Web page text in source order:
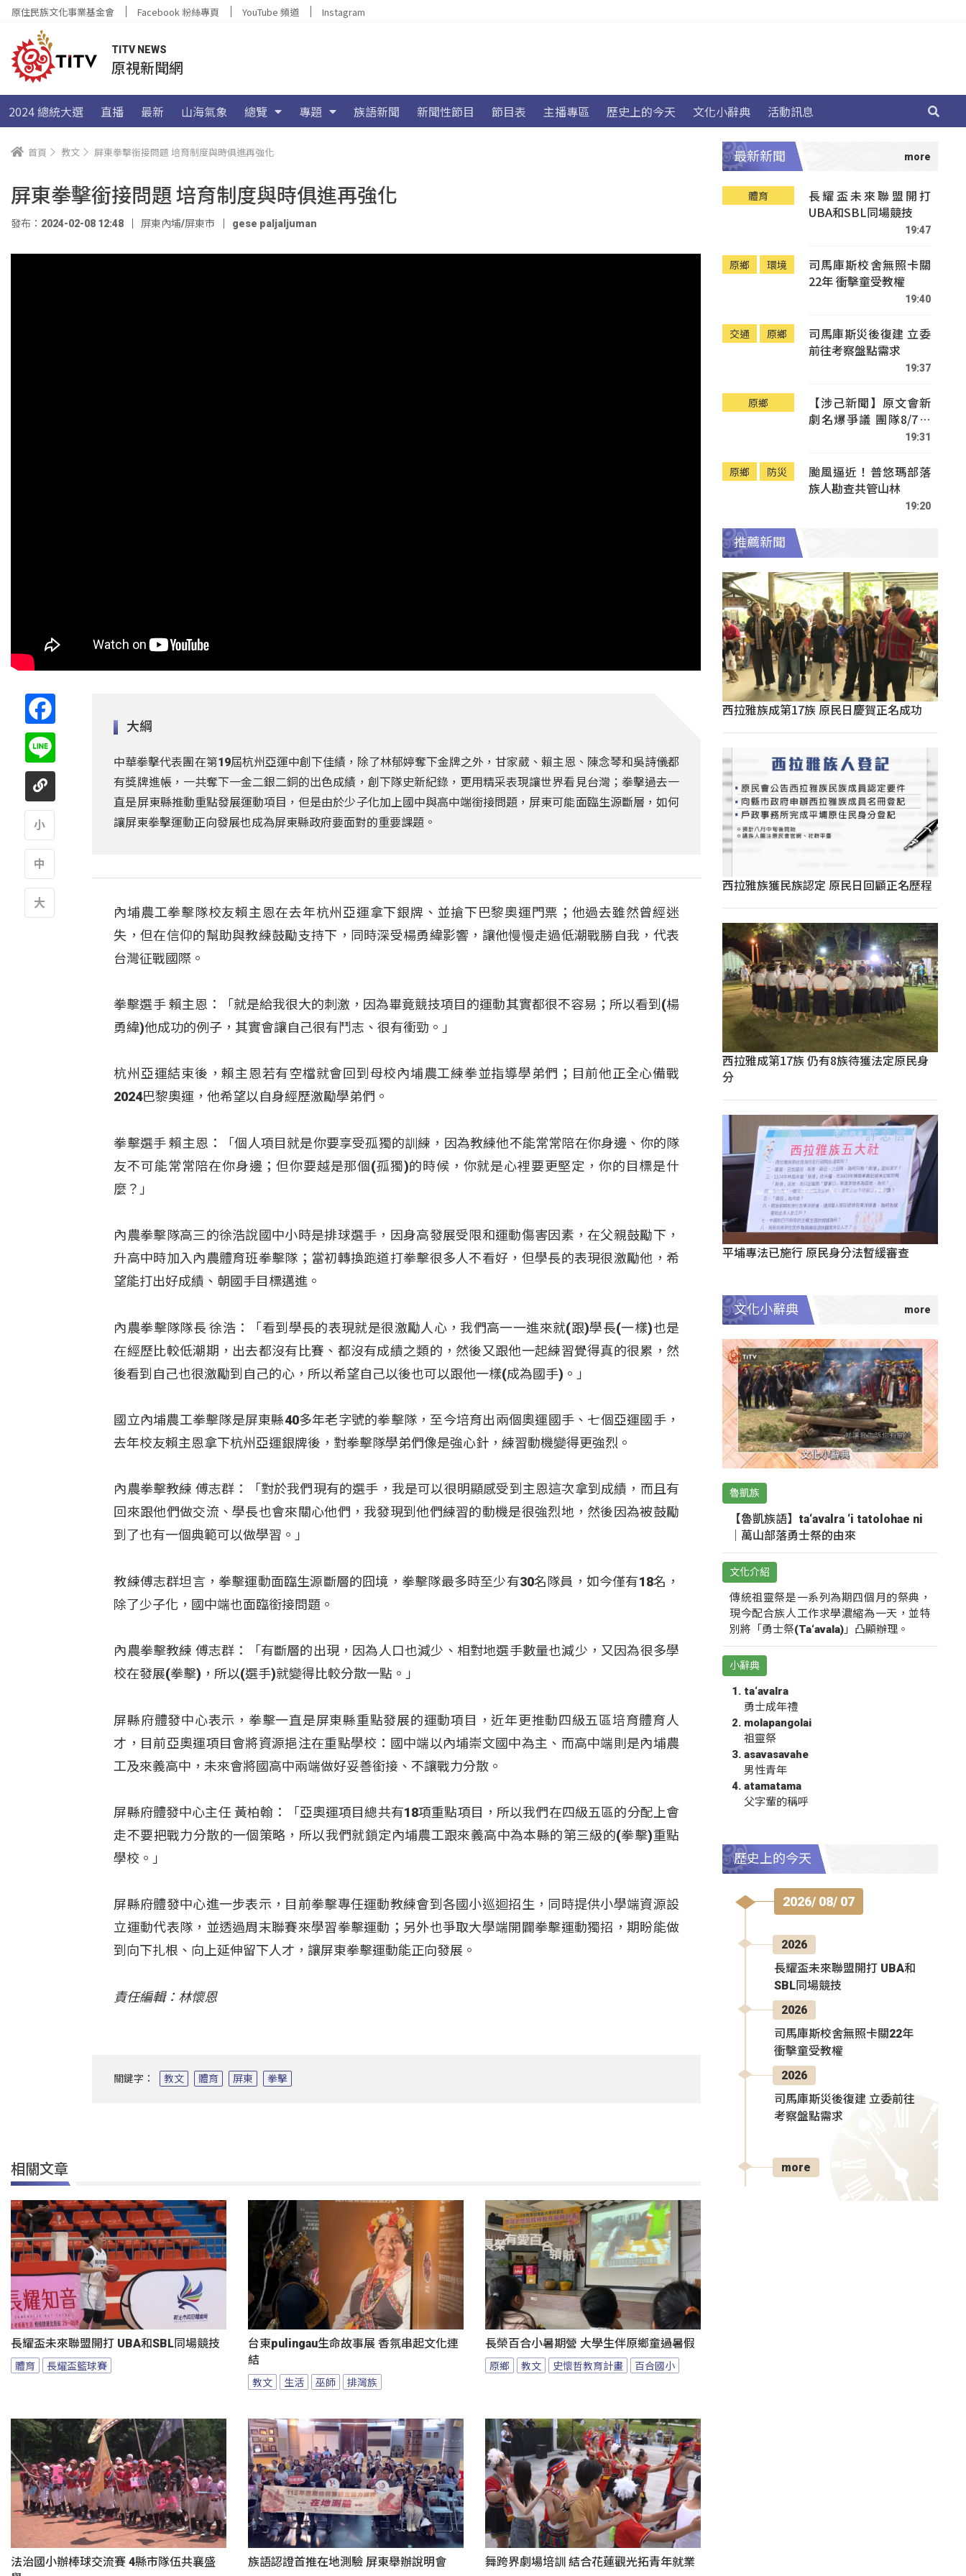
原住民族文化事業基金會 Facebook 粉絲專頁 YouTube 頻道 Instagram
TITV NEWS
原視新聞網
2024 總統大選 直播 最新 山海氣象 總覽 專題 族語新聞 新聞性節目 節目表 主播專區 歷史上的今天 文化小辭典 活動訊息
首頁 教文 屏東拳擊銜接問題 培育制度與時俱進再強化
屏東拳擊銜接問題 培育制度與時俱進再強化
發布：2024-02-08 12:48 屏東內埔/屏東市 gese paljaljuman
大綱
中華拳擊代表團在第19屆杭州亞運中創下佳績，除了林郁婷奪下金牌之外，甘家葳、賴主恩、陳念琴和吳詩儀都
有獎牌進帳，一共奪下一金二銀二銅的出色成績，創下隊史新紀錄，更用精采表現讓世界看見台灣；拳擊過去一
直是屏東縣推動重點發展運動項目，但是由於少子化加上國中與高中端銜接問題，屏東可能面臨生源斷層，如何
讓屏東拳擊運動正向發展也成為屏東縣政府要面對的重要課題。
內埔農工拳擊隊校友賴主恩在去年杭州亞運拿下銀牌、並搶下巴黎奧運門票；他過去雖然曾經迷
失，但在信仰的幫助與教練鼓勵支持下，同時深受楊勇緯影響，讓他慢慢走過低潮戰勝自我，代表
台灣征戰國際。
拳擊選手 賴主恩：「就是給我很大的刺激，因為畢竟競技項目的運動其實都很不容易；所以看到(楊
勇緯)他成功的例子，其實會讓自己很有鬥志、很有衝勁。」
杭州亞運結束後，賴主恩若有空檔就會回到母校內埔農工練拳並指導學弟們；目前他正全心備戰
2024巴黎奧運，他希望以自身經歷激勵學弟們。
拳擊選手 賴主恩：「個人項目就是你要享受孤獨的訓練，因為教練他不能常常陪在你身邊、你的隊
友不可能常常陪在你身邊；但你要越是那個(孤獨)的時候，你就是心裡要更堅定，你的目標是什
麼？」
內農拳擊隊高三的徐浩說國中小時是排球選手，因身高發展受限和運動傷害因素，在父親鼓勵下，
升高中時加入內農體育班拳擊隊；當初轉換跑道打拳擊很多人不看好，但學長的表現很激勵他，希
望能打出好成績、朝國手目標邁進。
內農拳擊隊隊長 徐浩：「看到學長的表現就是很激勵人心，我們高一一進來就(跟)學長(一樣)也是
在經歷比較低潮期，出去都沒有比賽、都沒有成績之類的，然後又跟他一起練習覺得真的很累，然
後看到自己也很激勵到自己的心，所以希望自己以後也可以跟他一樣(成為國手)。」
國立內埔農工拳擊隊是屏東縣40多年老字號的拳擊隊，至今培育出兩個奧運國手、七個亞運國手，
去年校友賴主恩拿下杭州亞運銀牌後，對拳擊隊學弟們像是強心針，練習動機變得更強烈。
內農拳擊教練 傅志群：「對於我們現有的選手，我是可以很明顯感受到主恩這次拿到成績，而且有
回來跟他們做交流、學長也會來關心他們，我發現到他們練習的動機是很強烈地，然後因為被鼓勵
到了也有一個典範可以做學習。」
教練傅志群坦言，拳擊運動面臨生源斷層的囧境，拳擊隊最多時至少有30名隊員，如今僅有18名，
除了少子化，國中端也面臨銜接問題。
內農拳擊教練 傅志群：「有斷層的出現，因為人口也減少、相對地選手數量也減少，又因為很多學
校在發展(拳擊)，所以(選手)就變得比較分散一點。」
屏縣府體發中心表示，拳擊一直是屏東縣重點發展的運動項目，近年更推動四級五區培育體育人
才，目前亞奧運項目會將資源挹注在重點學校：國中端以內埔崇文國中為主、而高中端則是內埔農
工及來義高中，未來會將國高中兩端做好妥善銜接、不讓戰力分散。
屏縣府體發中心主任 黃柏翰：「亞奧運項目總共有18項重點項目，所以我們在四級五區的分配上會
走不要把戰力分散的一個策略，所以我們就鎖定內埔農工跟來義高中為本縣的第三級的(拳擊)重點
學校。」
屏縣府體發中心進一步表示，目前拳擊專任運動教練會到各國小巡迴招生，同時提供小學端資源設
立運動代表隊，並透過周末聯賽來學習拳擊運動；另外也爭取大學端開闢拳擊運動獨招，期盼能做
到向下扎根、向上延伸留下人才，讓屏東拳擊運動能正向發展。
責任編輯：林懷恩
關鍵字： 教文 體育 屏東 拳擊
相關文章
長耀盃未來聯盟開打 UBA和SBL同場競技
體育 長耀盃籃球賽
台東pulingau生命故事展 香氛串起文化連
結
教文 生活 巫師 排灣族
長榮百合小暑期營 大學生伴原鄉童過暑假
原鄉 教文 史懷哲教育計畫 百合國小
法治國小辦棒球交流賽 4縣市隊伍共襄盛
族語認證首推在地測驗 屏東舉辦說明會 舞跨界劇場培訓 結合花蓮觀光拓青年就業
最新新聞
體育
長耀盃未來聯盟開打
UBA和SBL同場競技
19:47
原鄉 環境
司馬庫斯校舍無照卡關
22年 衝擊童受教權
19:40
交通 原鄉
司馬庫斯災後復建 立委
前往考察盤點需求
19:37
原鄉
【涉己新聞】原文會新
劇名爆爭議 團隊8/7赴
19:31
原鄉 防災
颱風逼近！普悠瑪部落
族人勘查共管山林
19:20
推薦新聞
西拉雅族成第17族 原民日慶賀正名成功
西拉雅族獲民族認定 原民日回顧正名歷程
西拉雅成第17族 仍有8族待獲法定原民身
分
平埔專法已施行 原民身分法暫緩審查
文化小辭典
魯凱族
【魯凱族語】ta‘avalra ‘i tatolohae ni
｜萬山部落勇士祭的由來
文化介紹
傳統祖靈祭是一系列為期四個月的祭典，
現今配合族人工作求學濃縮為一天，並特
別將「勇士祭(Ta‘avala)」凸顯辦理。
小辭典
ta‘avalra
勇士成年禮
molapangolai
祖靈祭
asavasavahe
男性青年
atamatama
父字輩的稱呼
歷史上的今天
2026/ 08/ 07
2026
長耀盃未來聯盟開打 UBA和
SBL同場競技
2026
司馬庫斯校舍無照卡關22年
衝擊童受教權
2026
司馬庫斯災後復建 立委前往
考察盤點需求
more